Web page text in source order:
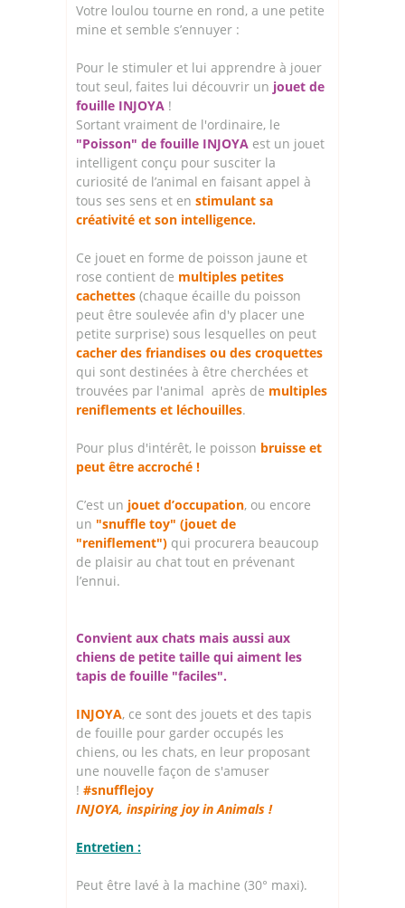
Votre loulou tourne en rond, a une petite
mine et semble s’ennuyer :
Pour le stimuler et lui apprendre à jouer
tout seul, faites lui découvrir un jouet de
fouille INJOYA !
Sortant vraiment de l'ordinaire, le
"Poisson" de fouille INJOYA est un jouet
intelligent conçu pour susciter la
curiosité de l’animal en faisant appel à
tous ses sens et en stimulant sa
créativité et son intelligence.
Ce jouet en forme de poisson jaune et
rose contient de multiples petites
cachettes (chaque écaille du poisson
peut être soulevée afin d'y placer une
petite surprise) sous lesquelles on peut
cacher des friandises ou des croquettes
qui sont destinées à être cherchées et
trouvées par l'animal après de multiples
reniflements et léchouilles.
Pour plus d'intérêt, le poisson bruisse et
peut être accroché !
C’est un jouet d’occupation, ou encore
un "snuffle toy" (jouet de
"reniflement") qui procurera beaucoup
de plaisir au chat tout en prévenant
l’ennui.
Convient aux chats mais aussi aux
chiens de petite taille qui aiment les
tapis de fouille "faciles".
INJOYA, ce sont des jouets et des tapis
de fouille pour garder occupés les
chiens, ou les chats, en leur proposant
une nouvelle façon de s'amuser
! #snufflejoy
INJOYA, inspiring joy in Animals !
Entretien :
Peut être lavé à la machine (30° maxi).